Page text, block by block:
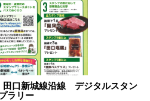
田口新城線沿線 デジタルスタン
ラリー